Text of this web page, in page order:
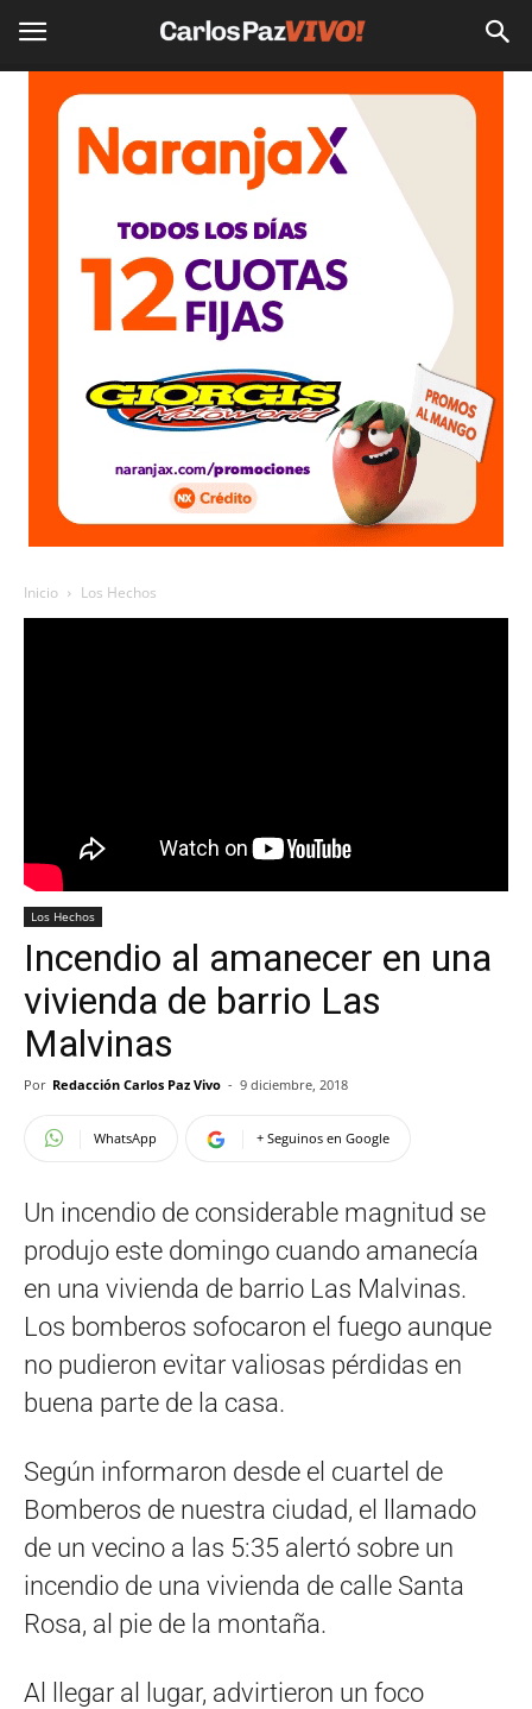
Inicio Los Hechos
Los Hechos
Incendio al amanecer en una
vivienda de barrio Las
Malvinas
Por Redacción Carlos Paz Vivo - 9 diciembre, 2018
WhatsApp + Seguinos en Google
Un incendio de considerable magnitud se
produjo este domingo cuando amanecía
en una vivienda de barrio Las Malvinas.
Los bomberos sofocaron el fuego aunque
no pudieron evitar valiosas pérdidas en
buena parte de la casa.
Según informaron desde el cuartel de
Bomberos de nuestra ciudad, el llamado
de un vecino a las 5:35 alertó sobre un
incendio de una vivienda de calle Santa
Rosa, al pie de la montaña.
Al llegar al lugar, advirtieron un foco